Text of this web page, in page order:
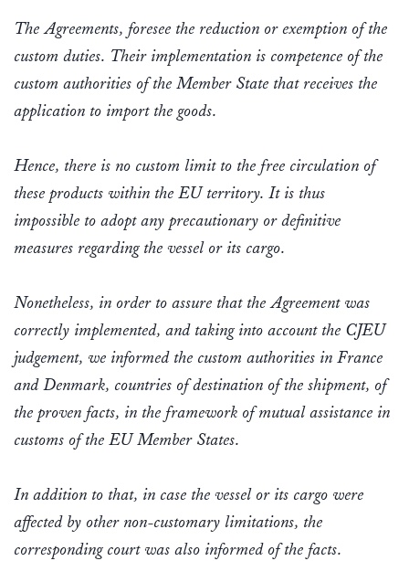
The Agreements, foresee the reduction or exemption of the
custom duties. Their implementation is competence of the
custom authorities of the Member State that receives the
application to import the goods.
Hence, there is no custom limit to the free circulation of
these products within the EU territory. It is thus
impossible to adopt any precautionary or definitive
measures regarding the vessel or its cargo.
Nonetheless, in order to assure that the Agreement was
correctly implemented, and taking into account the CJEU
judgement, we informed the custom authorities in France
and Denmark, countries of destination of the shipment, of
the proven facts, in the framework of mutual assistance in
customs of the EU Member States.
In addition to that, in case the vessel or its cargo were
affected by other non-customary limitations, the
corresponding court was also informed of the facts.